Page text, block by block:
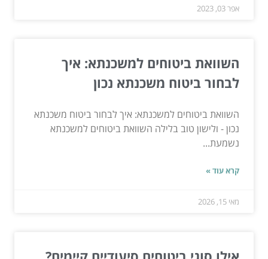
אפר 03, 2023
השוואת ביטוחים למשכנתא: איך
לבחור ביטוח משכנתא נכון
השוואת ביטוחים למשכנתא: איך לבחור ביטוח משכנתא
נכון - ולישון טוב בלילה השוואת ביטוחים למשכנתא
נשמעת...
קרא עוד »
מאי 15, 2026